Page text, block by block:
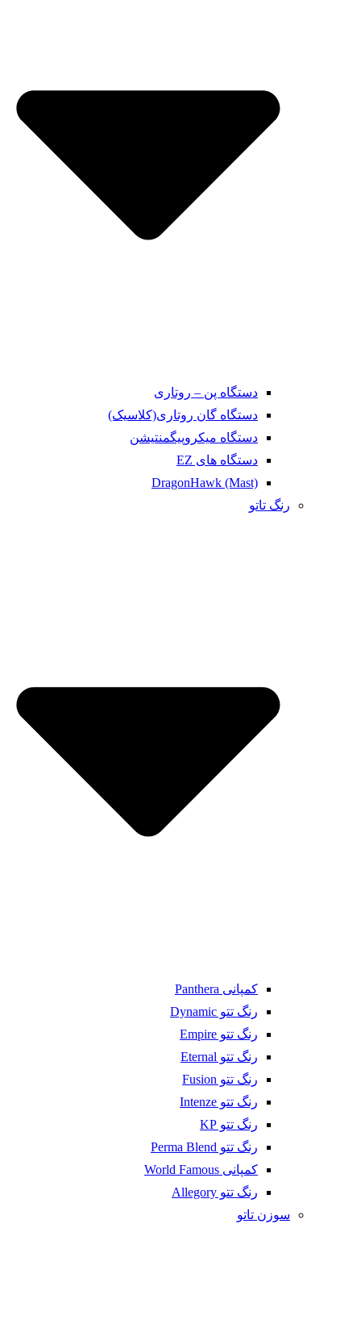
دستگاه پن – روتاری
دستگاه گان روتاری(کلاسیک)
دستگاه میکروپیگمنتیشن
دستگاه های EZ
DragonHawk (Mast)
رنگ تاتو
کمپانی Panthera
رنگ تتو Dynamic
رنگ تتو Empire
رنگ تتو Eternal
رنگ تتو Fusion
رنگ تتو Intenze
رنگ تتو KP
رنگ تتو Perma Blend
کمپانی World Famous
رنگ تتو Allegory
سوزن تاتو